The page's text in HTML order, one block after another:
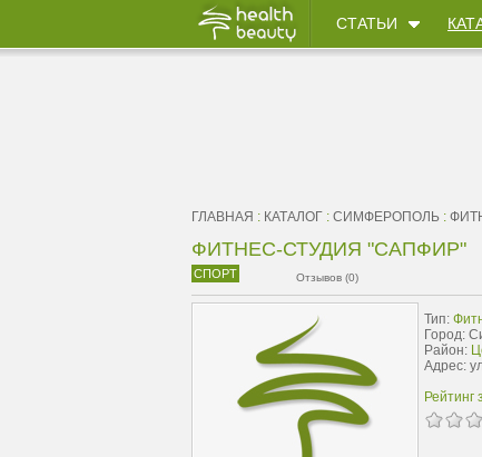
СТАТЬИ
ГЛАВНАЯ : КАТАЛОГ : СИМФЕРОПОЛЬ :
ФИТНЕС-СТУДИЯ "САПФИР"
СПОРТ Отзывов (0)
Тип:
Город:
Район:
Адрес:
Рейтинг